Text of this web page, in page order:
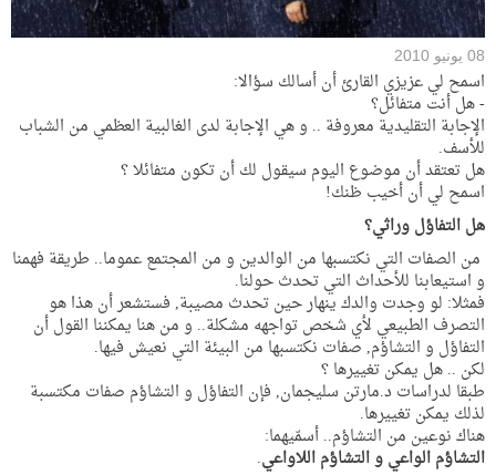
08 يونيو 2010
اسمح لي عزيزي القارئ أن أسالك سؤالا:
- هل أنت متفائل؟
الإجابة التقليدية معروفة .. و هي الإجابة لدى الغالبية العظمي من الشباب
للأسف.
هل تعتقد أن موضوع اليوم سيقول لك أن تكون متفائلا ؟
اسمح لي أن أخيب ظنك!
هل التفاؤل وراثي؟
من الصفات التي نكتسبها من الوالدين و من المجتمع عموما.. طريقة فهمنا
و استيعابنا للأحداث التي تحدث حولنا.
فمثلا: لو وجدت والدك ينهار حين تحدث مصيبة, فستشعر أن هذا هو
التصرف الطبيعي لأي شخص تواجهه مشكلة.. و من هنا يمكننا القول أن
التفاؤل و التشاؤم, صفات نكتسبها من البيئة التي نعيش فيها.
لكن .. هل يمكن تغييرها ؟
طبقا لدراسات د.مارتن سليجمان, فإن التفاؤل و التشاؤم صفات مكتسبة
لذلك يمكن تغييرها.
هناك نوعين من التشاؤم.. أسمّيهما:
التشاؤم الواعي و التشاؤم اللاواعي.